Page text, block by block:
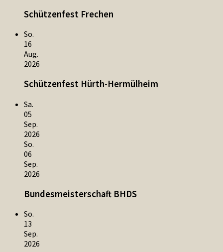
Schützenfest Frechen
So.
16
Aug.
2026
Schützenfest Hürth-Hermülheim
Sa.
05
Sep.
2026
So.
06
Sep.
2026
Bundesmeisterschaft BHDS
So.
13
Sep.
2026